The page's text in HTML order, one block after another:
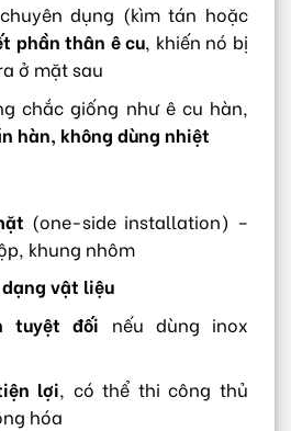
dụng (kìm tán hoặc
phần thân ê cu, khiến nó bị
ở mặt sau
chắc giống như ê cu hàn,
hàn, không dùng nhiệt
(one-side installation) –
khung nhôm
vật liệu
tuyệt đối nếu dùng inox
lợi, có thể thi công thủ
hóa